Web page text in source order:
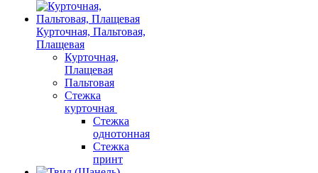
Курточная, Пальтовая,
Плащевая
Курточная,
Плащевая
Пальтовая
Стежка
курточная
Стежка
однотонная
Стежка
принт